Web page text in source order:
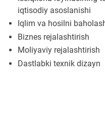
iqtisodiy asoslanishi
Iqlim va hosilni
Biznes rejalashtirish
Moliyaviy rejalashtirish
Dastlabki texnik dizayn